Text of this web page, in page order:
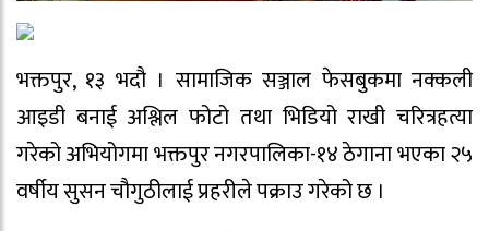
भक्तपुर, १३ भदौ । सामाजिक सञ्जाल फेसबुकमा नक्कली
आइडी बनाई अश्लिल फोटो तथा भिडियो राखी चरित्रहत्या
गरेको अभियोगमा भक्तपुर नगरपालिका-१४ ठेगाना भएका २५
वर्षीय सुसन चौगुठीलाई प्रहरीले पक्राउ गरेको छ ।